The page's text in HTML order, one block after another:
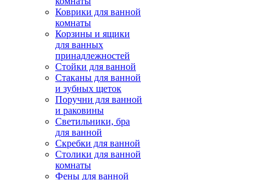
Коврики для ванной
комнаты
Корзины и ящики
для ванных
принадлежностей
Стойки для ванной
Стаканы для ванной
и зубных щеток
Поручни для ванной
и раковины
Светильники, бра
для ванной
Скребки для ванной
Столики для ванной
комнаты
Фены для ванной